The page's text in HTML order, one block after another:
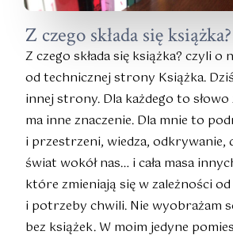
Z czego składa się książka?
Z czego składa się książka? czyli o
od technicznej strony Książka.
innej strony. Dla każdego to
ma inne znaczenie. Dla mnie to
i przestrzeni, wiedza, odkrywanie,
świat wokół nas… i cała masa
które zmieniają się w zależności
i potrzeby chwili. Nie wyobrażam
bez książek. W moim jedyne